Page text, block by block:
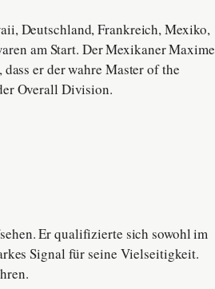
Deutschland, Frankreich, Mexiko,
am Start. Der Mexikaner Maxime
er der wahre Master of the
Overall Division.
Er qualifizierte sich sowohl im
Signal für seine Vielseitigkeit.